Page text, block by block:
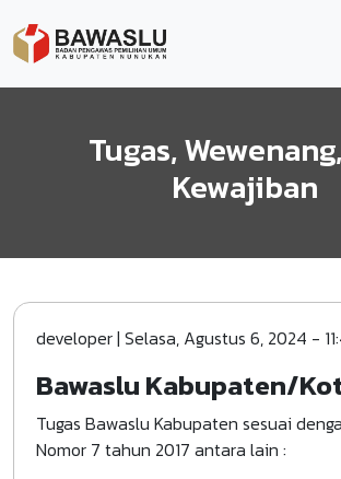
Tugas,
Kewajiban
developer| Selasa, Agustus 6, 2024 -
Bawaslu Kabupaten/
Tugas Bawaslu Kabupaten sesuai
Nomor 7 tahun 2017 antara lain :